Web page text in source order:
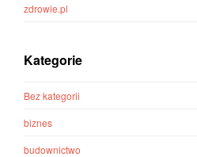
zdrowie.pl
Kategorie
Bez kategorii
biznes
budownictwo